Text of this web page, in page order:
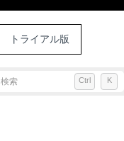
トライアル版
検索 Ctrl K